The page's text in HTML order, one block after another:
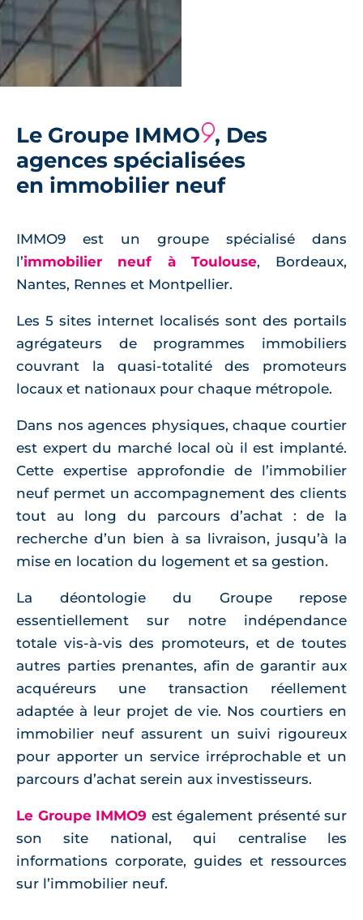
Le Groupe IMMO9, Des
agences spécialisées
en immobilier neuf
IMMO9 est un groupe spécialisé dans
l’immobilier neuf à Toulouse, Bordeaux,
Nantes, Rennes et Montpellier.
Les 5 sites internet localisés sont des portails
agrégateurs de programmes immobiliers
couvrant la quasi-totalité des promoteurs
locaux et nationaux pour chaque métropole.
Dans nos agences physiques, chaque courtier
est expert du marché local où il est implanté.
Cette expertise approfondie de l’immobilier
neuf permet un accompagnement des clients
tout au long du parcours d’achat : de la
recherche d’un bien à sa livraison, jusqu’à la
mise en location du logement et sa gestion.
La déontologie du Groupe repose
essentiellement sur notre indépendance
totale vis-à-vis des promoteurs, et de toutes
autres parties prenantes, afin de garantir aux
acquéreurs une transaction réellement
adaptée à leur projet de vie. Nos courtiers en
immobilier neuf assurent un suivi rigoureux
pour apporter un service irréprochable et un
parcours d’achat serein aux investisseurs.
Le Groupe IMMO9 est également présenté sur
son site national, qui centralise les
informations corporate, guides et ressources
sur l’immobilier neuf.